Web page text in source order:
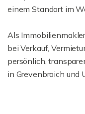
einem Standort im
Als
bei Verkauf,
persönlich,
in Grevenbroich und